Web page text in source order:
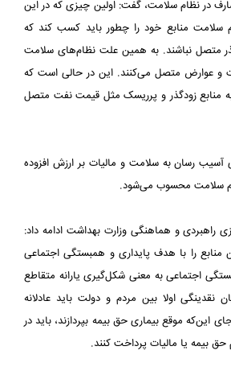
در نظام سلامت، گفت: اولین ‏چیزی که در این
سلامت منابع خود را چطور باید کسب کند که
متصل ‏نباشند. به همین علت نظام‌های سلامت
و عوارض متصل می‌کنند. این در حالی است که
به منابع زودگذر و پرریسک مثل قیمت نفت متصل
آسیب رسان به سلامت و مالیات بر ارزش افزوده
سلامت محسوب ‏می‌شود.‏
راهبردی و هماهنگی وزارت بهداشت ادامه داد:
منابع را با هدف پایداری و ‏همبستگی اجتماعی
اجتماعی به معنی شکل‌گیری یارانه متقاطع
‏اولا بین مردم و دولت باید عادلانه
این‌که موقع بیماری حق بیمه بپردازند، باید در
بیمه یا مالیات پرداخت کنند.‏